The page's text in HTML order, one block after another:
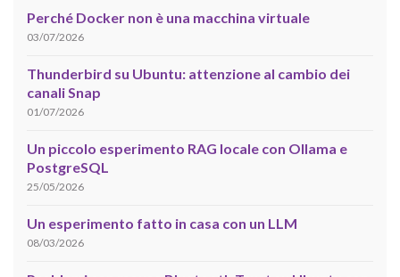
Perché Docker non è una macchina virtuale
03/07/2026
Thunderbird su Ubuntu: attenzione al cambio dei
canali Snap
01/07/2026
Un piccolo esperimento RAG locale con Ollama e
PostgreSQL
25/05/2026
Un esperimento fatto in casa con un LLM
08/03/2026